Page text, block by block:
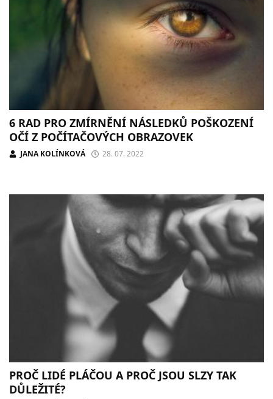
6 RAD PRO ZMÍRNĚNÍ NÁSLEDKŮ POŠKOZENÍ
OČÍ Z POČÍTAČOVÝCH OBRAZOVEK
JANA KOLÍNKOVÁ 28. 07. 2022
PROČ LIDÉ PLÁČOU A PROČ JSOU SLZY TAK
DŮLEŽITÉ?